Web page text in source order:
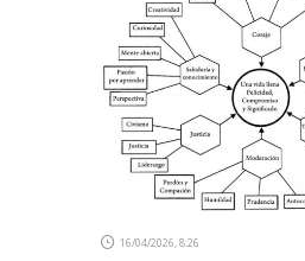
16/04/2026, 8:26